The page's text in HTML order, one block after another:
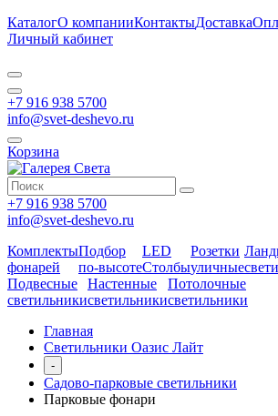
КаталогО компанииКонтактыДоставка
Личный кабинет
+7 916 938 5700
info@svet-deshevo.ru
Корзина
+7 916 938 5700
info@svet-deshevo.ru
Комплекты
фонарей
Подбор
по-высоте
LED
Столбы
Розетки
уличные
Подвесные
светильники
Настенные
светильники
Потолочные
светильники
Главная
Светильники Оазис Лайт
-
Садово-парковые светильники
Парковые фонари